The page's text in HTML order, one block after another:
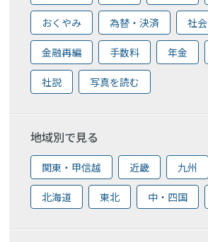
おくやみ 為替・決済 社会
金融再編 手数料 年金
社説 写真を読む
地域別で見る
関東・甲信越 近畿 九州
北海道 東北 中・四国